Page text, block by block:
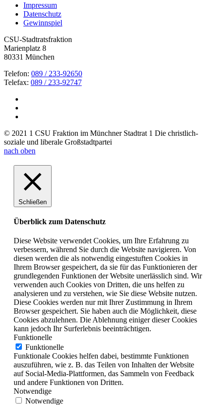
Impressum
Datenschutz
Gewinnspiel
CSU-Stadtratsfraktion
Marienplatz 8
80331 München
Telefon: 089 / 233-92650
Telefax: 089 / 233-92747
© 2021 1 CSU Fraktion im Münchner Stadtrat 1 Die christlich-
soziale und liberale Großstadtpartei
nach oben
Schließen
Überblick zum Datenschutz
Diese Website verwendet Cookies, um Ihre Erfahrung zu
verbessern, während Sie durch die Website navigieren. Von
diesen werden die als notwendig eingestuften Cookies in
Ihrem Browser gespeichert, da sie für das Funktionieren der
grundlegenden Funktionen der Website unerlässlich sind. Wir
verwenden auch Cookies von Dritten, die uns helfen zu
analysieren und zu verstehen, wie Sie diese Website nutzen.
Diese Cookies werden nur mit Ihrer Zustimmung in Ihrem
Browser gespeichert. Sie haben auch die Möglichkeit, diese
Cookies abzulehnen. Die Ablehnung einiger dieser Cookies
kann jedoch Ihr Surferlebnis beeinträchtigen.
Funktionelle
Funktionelle
Funktionale Cookies helfen dabei, bestimmte Funktionen
auszuführen, wie z. B. das Teilen von Inhalten der Website
auf Social-Media-Plattformen, das Sammeln von Feedback
und andere Funktionen von Dritten.
Notwendige
Notwendige